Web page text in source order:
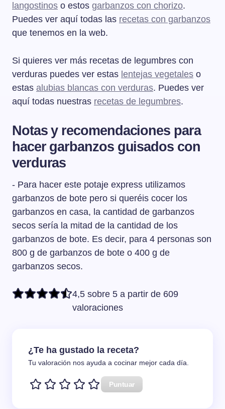
langostinos o estos garbanzos con chorizo.
Puedes ver aquí todas las recetas con garbanzos
que tenemos en la web.
Si quieres ver más recetas de legumbres con
verduras puedes ver estas lentejas vegetales o
estas alubias blancas con verduras. Puedes ver
aquí todas nuestras recetas de legumbres.
Notas y recomendaciones para
hacer garbanzos guisados con
verduras
- Para hacer este potaje express utilizamos
garbanzos de bote pero si queréis cocer los
garbanzos en casa, la cantidad de garbanzos
secos sería la mitad de la cantidad de los
garbanzos de bote. Es decir, para 4 personas son
800 g de garbanzos de bote o 400 g de
garbanzos secos.
4,5 sobre 5 a partir de 609
valoraciones
¿Te ha gustado la receta?
Tu valoración nos ayuda a cocinar mejor cada día.
Puntuar